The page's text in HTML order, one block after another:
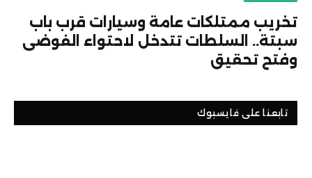
تخريب ممتلكات عامة وسيارات قرب باب
سبتة.. السلطات تتدخل لاحتواء الفوضى
وفتح تحقيق
تابعنا على فايسبوك